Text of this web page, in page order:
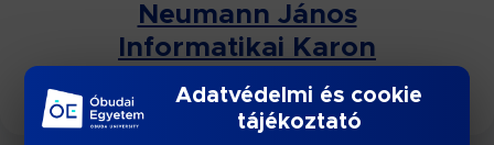
Neumann János
Informatikai Karon
Adatvédelmi és cookie
tájékoztató